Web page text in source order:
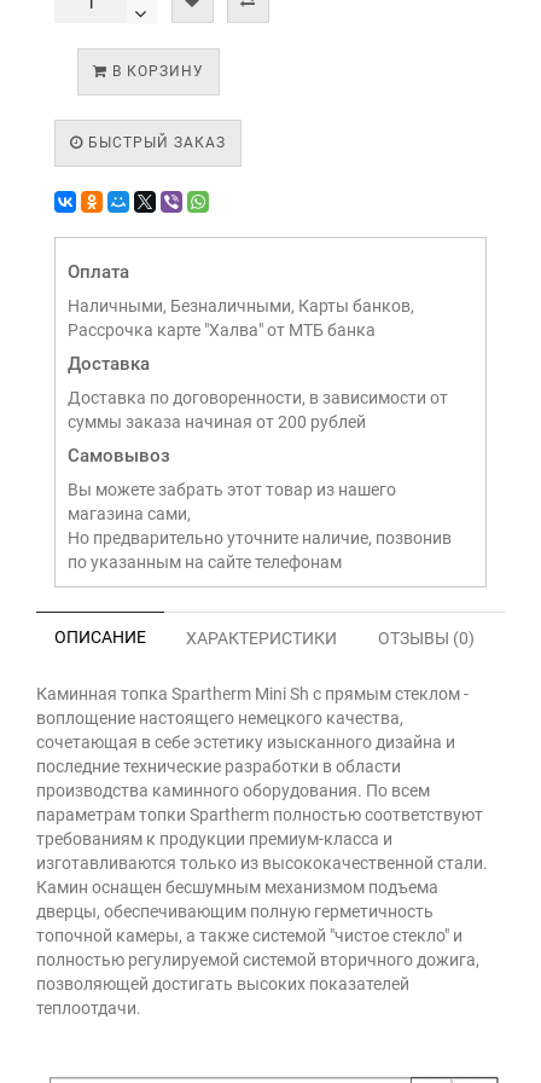
В КОРЗИНУ
БЫСТРЫЙ ЗАКАЗ
Оплата
Наличными, Безналичными, Карты банков,
Рассрочка карте "Халва" от МТБ банка
Доставка
Доставка по договоренности, в зависимости от
суммы заказа начиная от 200 рублей
Самовывоз
Вы можете забрать этот товар из нашего
магазина сами,
Но предварительно уточните наличие, позвонив
по указанным на сайте телефонам
ОПИСАНИЕ ХАРАКТЕРИСТИКИ ОТЗЫВЫ (0)
Каминная топка Spartherm Mini Sh с прямым стеклом -
воплощение настоящего немецкого качества,
сочетающая в себе эстетику изысканного дизайна и
последние технические разработки в области
производства каминного оборудования. По всем
параметрам топки Spartherm полностью соответствуют
требованиям к продукции премиум-класса и
изготавливаются только из высококачественной стали.
Камин оснащен бесшумным механизмом подъема
дверцы, обеспечивающим полную герметичность
топочной камеры, а также системой "чистое стекло" и
полностью регулируемой системой вторичного дожига,
позволяющей достигать высоких показателей
теплоотдачи.